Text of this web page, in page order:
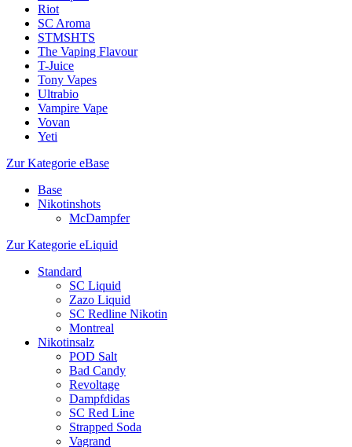
Riot
SC Aroma
STMSHTS
The Vaping Flavour
T-Juice
Tony Vapes
Ultrabio
Vampire Vape
Vovan
Yeti
Zur Kategorie eBase
Base
Nikotinshots
McDampfer
Zur Kategorie eLiquid
Standard
SC Liquid
Zazo Liquid
SC Redline Nikotin
Montreal
Nikotinsalz
POD Salt
Bad Candy
Revoltage
Dampfdidas
SC Red Line
Strapped Soda
Vagrand